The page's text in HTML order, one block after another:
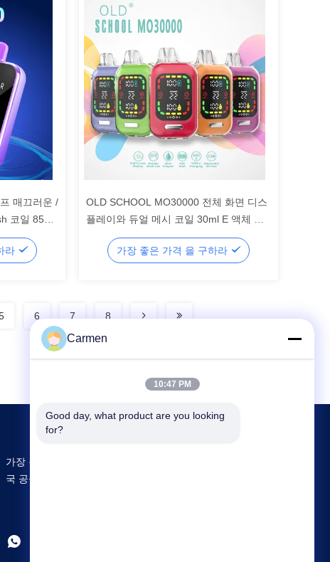
매끄러운 /
코일 850
라
OLD SCHOOL MO30000 전체 화면 디스
플레이와 듀얼 메시 코일 30ml E 액체 조
절 공기 흐름
가장 좋은 가격 을 구하라
6 7 8
가장 큰 연구 개발 및 생산 Disposable Vape 중
국 공급업체
Carmen
10:47 PM
Good day, what product are you looking
for?